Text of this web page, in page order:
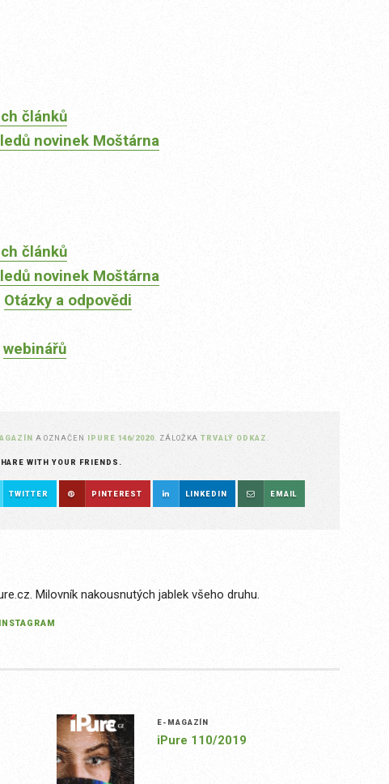
článků
novinek Moštárna
článků
novinek Moštárna
Otázky a odpovědi
webinářů
A OZNAČEN IPURE 146/2020 . ZÁLOŽKATRVALÝ ODKAZ
WITH YOUR FRIENDS.
TWITTER PINTEREST LINKEDIN EMAIL
Milovník nakousnutých jablek všeho druhu.
INSTAGRAM
E-MAGAZÍN
iPure 110/2019